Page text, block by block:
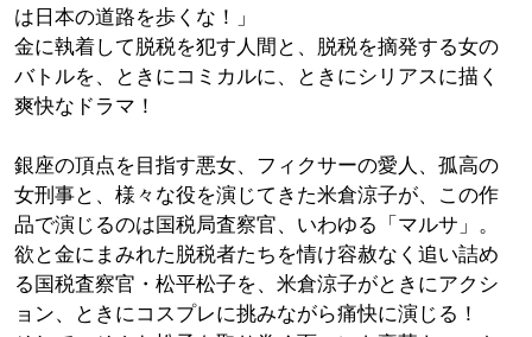
は日本の道路を歩くな！」
金に執着して脱税を犯す人間と、脱税を摘発する女の
バトルを、ときにコミカルに、ときにシリアスに描く
爽快なドラマ！
銀座の頂点を目指す悪女、フィクサーの愛人、孤高の
女刑事と、様々な役を演じてきた米倉涼子が、この作
品で演じるのは国税局査察官、いわゆる「マルサ」。
欲と金にまみれた脱税者たちを情け容赦なく追い詰め
る国税査察官・松平松子を、米倉涼子がときにアクシ
ョン、ときにコスプレに挑みながら痛快に演じる！